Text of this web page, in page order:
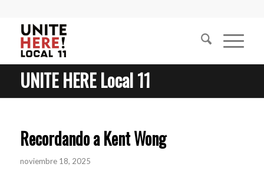
UNITE HERE Local 11
Recordando a Kent Wong
noviembre 18, 2025